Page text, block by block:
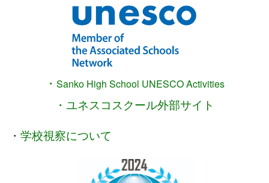
・ Sanko High School UNESCO Activities
・ユネスコスクール外部サイト
・ 学校視察について